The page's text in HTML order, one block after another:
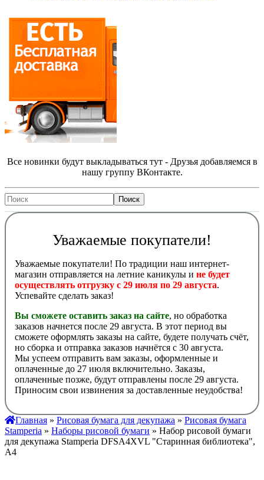
Все новинки будут выкладываться тут - Друзья добавляемся в
нашу группу ВКонтакте.
Уважаемые покупатели!
Уважаемые покупатели! По традиции наш интернет-
магазин отправляется на летние каникулы и не будет
осуществлять отгрузку с 29 июля по 29 августа.
Успевайте сделать заказ!
Вы сможете оставить заказ на сайте, но обработка
заказов начнется после 29 августа. В этот период вы
сможете оформлять заказы на сайте, будете получать счёт,
но сборка и отправка заказов начнётся с 30 августа.
Мы успеем отправить вам заказы, оформленные и
оплаченные до 27 июля включительно. Заказы,
оплаченные позже, будут отправлены после 29 августа.
Приносим свои извинения за доставленные неудобства!
Главная » Рисовая бумага для декупажа » Рисовая бумага
Stamperia » Наборы рисовой бумаги » Набор рисовой бумаги
для декупажа Stamperia DFSA4XVL "Старинная библиотека",
А4